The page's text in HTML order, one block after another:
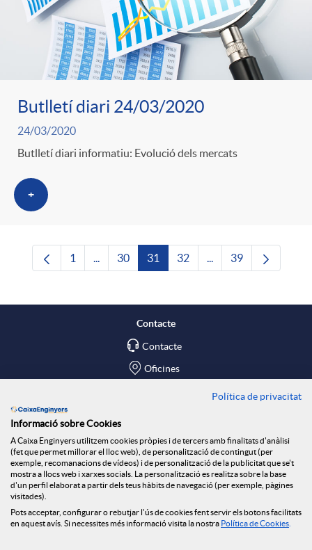
Butlletí diari 24/03/2020
24/03/2020
Butlletí diari informatiu: Evolució dels mercats
+
Pàgina
1 ...Pàgines intermèdies Utilitzeu TAB per
Pàgina
30 Pàgina
31 Pàgina
32 ...Pàgines intermèdies
Pàgina
39
Contacte
Contacte
Oficines
Social Room
Seguretat Online
Política de privacitat
Informació sobre Cookies
A Caixa Enginyers utilitzem cookies pròpies i de tercers amb finalitats d'anàlisi
(fet que permet millorar el lloc web), de personalització de contingut (per
exemple, recomanacions de vídeos) i de personalització de la publicitat que se't
mostra a llocs web i xarxes socials. La personalització es realitza sobre la base
d'un perfil elaborat a partir dels teus hàbits de navegació (per exemple, pàgines
visitades).
Pots acceptar, configurar o rebutjar l'ús de cookies fent servir els botons facilitats
en aquest avís. Si necessites més informació visita la nostra Política de Cookies